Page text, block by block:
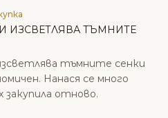
ИЗСВЕТЛЯВА ТЪМНИТЕ
тъмните сенки
Нанася се много
закупила отново.